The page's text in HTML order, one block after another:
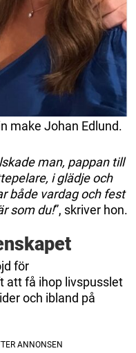
make Johan Edlund.
man, pappan till
i glädje och
både vardag och fest
som du!”, skriver hon.
för
att få ihop livspusslet
och ibland på